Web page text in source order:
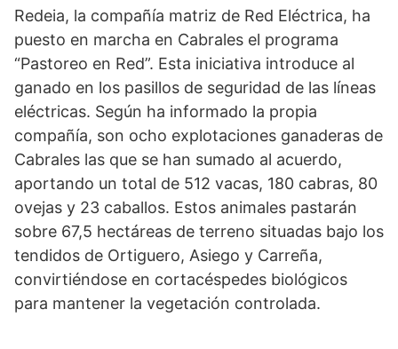
Redeia, la compañía matriz de Red Eléctrica, ha
puesto en marcha en Cabrales el programa
“Pastoreo en Red”. Esta iniciativa introduce al
ganado en los pasillos de seguridad de las líneas
eléctricas. Según ha informado la propia
compañía, son ocho explotaciones ganaderas de
Cabrales las que se han sumado al acuerdo,
aportando un total de 512 vacas, 180 cabras, 80
ovejas y 23 caballos. Estos animales pastarán
sobre 67,5 hectáreas de terreno situadas bajo los
tendidos de Ortiguero, Asiego y Carreña,
convirtiéndose en cortacéspedes biológicos
para mantener la vegetación controlada.